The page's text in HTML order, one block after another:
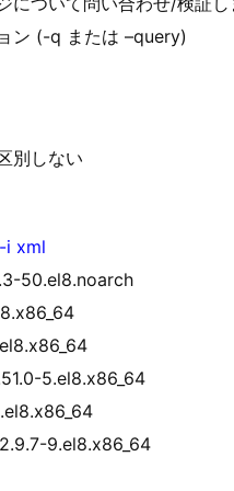
ン (-q または –query)
別しない
i xml
50.el8.noarch
5.el8.x86_64
9.el8.x86_64